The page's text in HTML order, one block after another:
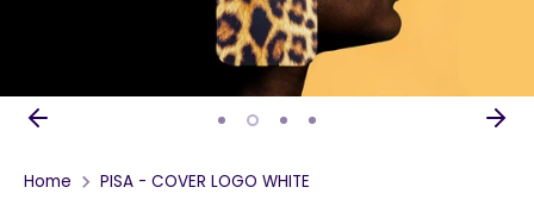
Home PISA - COVER LOGO WHITE